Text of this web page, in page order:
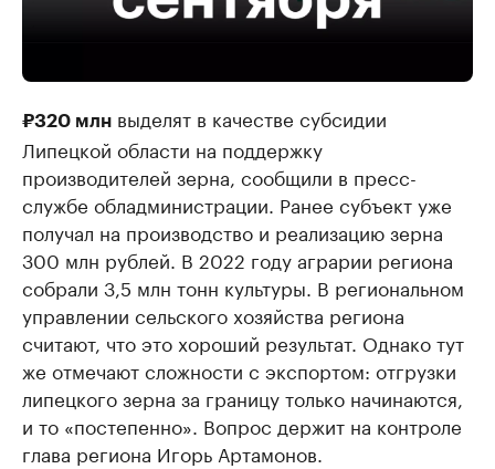
₽320 млн выделят в качестве субсидии
Липецкой области на поддержку
производителей зерна, сообщили в пресс-
службе обладминистрации. Ранее субъект уже
получал на производство и реализацию зерна
300 млн рублей. В 2022 году аграрии региона
собрали 3,5 млн тонн культуры. В региональном
управлении сельского хозяйства региона
считают, что это хороший результат. Однако тут
же отмечают сложности с экспортом: отгрузки
липецкого зерна за границу только начинаются,
и то «постепенно». Вопрос держит на контроле
глава региона Игорь Артамонов.